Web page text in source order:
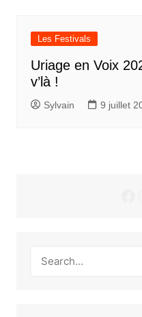
Les Festivals
Uriage en Voix
v’là !
Sylvain 9 juillet